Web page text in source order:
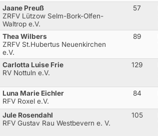
Jaane Preuß
ZRFV Lützow Selm-Bork-Olfen-
Waltrop e.V.
57
Thea Wilbers
ZRFV St.Hubertus Neuenkirchen
e.V.
89
Carlotta Luise Frie
RV Nottuln e.V.
129
Luna Marie Eichler
RFV Roxel e.V.
84
Jule Rosendahl
RFV Gustav Rau Westbevern e. V.
105